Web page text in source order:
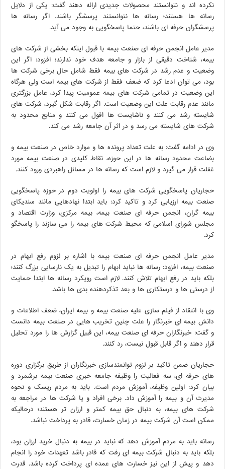
نکرده اند و نتوانستند محصولات جدیدی ارائه دهند گفت: یکی از دلایل
رسانه ها هستند؛ رسانه ها نتوانستند پرسشگر باشند. اگر رسانه ها
پرسشگران حرفه ای باشند، حتما پاسخگویی به وجود می آید.
مدیر عامل انجمن حرفه ای صنعت بیمه با قبول اینکه بخشی از شرکت های
بیمه، شناخت دقیقی از بازار و جامعه هدف خود ندارند؛ افزود: اگر این
وضعیت و عدم رشد در شرکت های بیمه فقط شامل حال برخی شرکت ها
بود، می توان ادعا کرد که ضعف فقط از شرکت های بیمه است ولی هرگاه
این وضعیت در تمامی شرکت های بیمه عمومیت پیدا کرد، عامل بزرگتری
مانند عدم رقابت علت این وضعیت است. اگر رقابت شکل گیرد، شرکت های
شایسته رشد می کنند و ناشایست ها افول می کنند و منابع محدود به
شرکت های شایسته می رسد و در اثر آن جامعه رشد می کند.
وی در ادامه گفت: به علت تعداد پرونده ها و موارد خاص در صنعت بیمه و
بضاعت محدود رسانه ها در این حوزه، نقاط کلیدی در صنعت بیمه مورد
غفلت قرار می گیرد و لازم است که رسانه ها در مسائل راهبردی ورود کنند.
حجاریان پاسخگویی شرکت های بیمه را اولویت دوم در حوزه پاسخگویی
صنعت بیمه ارزیابی کرد و تاکید کرد: باید ابتدا نهادهایی مانند سندیکای
بیمه گران، انجمن حرفه ای صنعت بیمه، بیمه مرکزی، وزارت اقتصاد و
مجلس شورای اسلامی که محیط شرکت های بیمه را می سازند را پاسخگو
کرد.
مدیر عامل انجمن حرفه ای صنعت بیمه با اشاره بر لزوم رفع ابهام در
صنعت بیمه، افزود: رسانه ها نباید ابهام را تبدیل به یک نارسایی بزرگ کنند؛
بلکه باید در رفع ابهام تلاش کنند. لازم است رویکرد رسانه ها ابتدا حمایت
از درستی ها و درستکاری ها و بعد تذکردهنده بدی ها باشد.
وی با انتقاد از فیلم سازی علیه صنعت بیمه و بیمه ایران، ضعف اطلاعات و
دانش بیمه ای خبرنگار را علت چنین تخریب هایی در صنعت بیمه دانست
و گفت: خبرنگاران حرفه ای صنعت بیمه، این قبیل گزارش ها را مورد تحلیل
قرار دهند و اگر قابل قبول نیست، رد کنند.
حجاریان ضمن تاکید بر لزوم توانمندسازی خبرنگاران از طریق برگزاری دوره
های حرفه ای، سه فعالیت را وظیفه جامعه خبری صنعت بیمه برشمرد و
بیان کرد: اولین وظیفه، آموزش مردم است. باید به مردم ریسک و نحوه
مدیرت آن و بیمه را آموزش داد. برخی افراد و یا شرکت ها در مراجعه به
شرکت های بیمه، به دنبال حق بیمه کمتر و ارزان تر هستند؛ درحالیکه
ممکن است آن شرکت بیمه در زمان خسارت، قادر به پرداخت نباشد.
رسانه باید به مردم آموزش دهد که نباید در بیمه به دنبال خرید ارزان بود،
بلکه باید به دنبال شرکت بیمه ای رفت که قادر باشد تعهدات خود را انجام
دهد و پیش از این نیز خسارت های عمده ای پرداخت کرده باشد. قدرت